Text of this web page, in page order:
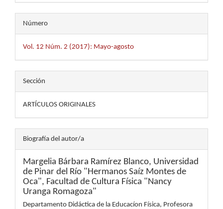
Número
Vol. 12 Núm. 2 (2017): Mayo-agosto
Sección
ARTÍCULOS ORIGINALES
Biografía del autor/a
Margelia Bárbara Ramírez Blanco, Universidad
de Pinar del Río "Hermanos Saíz Montes de
Oca", Facultad de Cultura Física "Nancy
Uranga Romagoza"
Departamento Didáctica de la Educacíon Física, Profesora